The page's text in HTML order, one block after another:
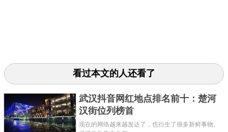
为其丰厚的盐文化，而成为江南地区的名镇，现也是
当地极为知名的旅游景点，凭借其丰厚的文化底蕴，
估古迹繁多，素有小镇大世界的美誉，曾被评为中国
历史文化名镇
看过本文的人还看了
武汉抖音网红地点排名前十：楚河
汉街位列榜首
现在的网络越来越发达了，也衍生了很多新鲜事物。